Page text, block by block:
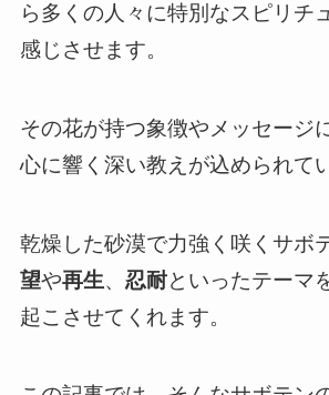
ら多くの人々に特別なスピリチ
感じさせます。
その花が持つ象徴やメッセージ
心に響く深い教えが込められて
乾燥した砂漠で力強く咲くサボ
望や再生、 忍耐といったテーマ
起こさせてくれます。